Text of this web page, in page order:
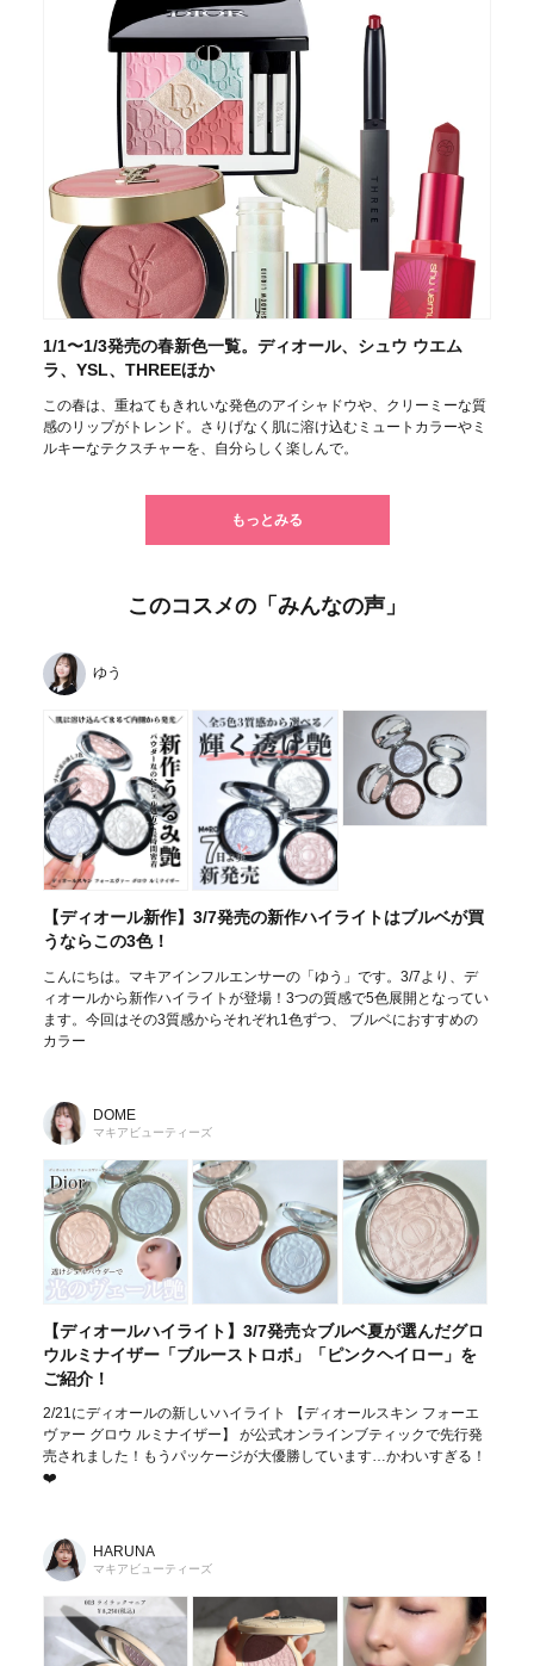
1/1〜1/3発売の春新色一覧。ディオール、シュウ ウエム
ラ、YSL、THREEほか
この春は、重ねてもきれいな発色のアイシャドウや、クリーミーな質
感のリップがトレンド。さりげなく肌に溶け込むミュートカラーやミ
ルキーなテクスチャーを、自分らしく楽しんで。
もっとみる
このコスメの「みんなの声」
ゆう
【ディオール新作】3/7発売の新作ハイライトはブルベが買
うならこの3色！
こんにちは。マキアインフルエンサーの「ゆう」です。3/7より、デ
ィオールから新作ハイライトが登場！3つの質感で5色展開となってい
ます。今回はその3質感からそれぞれ1色ずつ、 ブルベにおすすめの
カラー
DOME
マキアビューティーズ
【ディオールハイライト】3/7発売☆ブルベ夏が選んだグロ
ウルミナイザー「ブルーストロボ」「ピンクヘイロー」を
ご紹介！
2/21にディオールの新しいハイライト 【ディオールスキン フォーエ
ヴァー グロウ ルミナイザー】 が公式オンラインブティックで先行発
売されました！もうパッケージが大優勝しています…かわいすぎる！
❤️
HARUNA
マキアビューティーズ